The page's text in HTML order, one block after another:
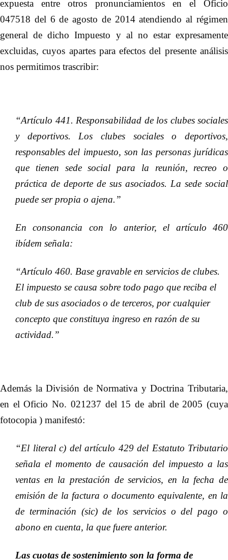
expuesta entre otros pronunciamientos en el Oficio
047518 del 6 de agosto de 2014 atendiendo al régimen
general de dicho Impuesto y al no estar expresamente
excluidas, cuyos apartes para efectos del presente análisis
nos permitimos trascribir:
“Artículo 441. Responsabilidad de los clubes sociales
y deportivos. Los clubes sociales o deportivos,
responsables del impuesto, son las personas jurídicas
que tienen sede social para la reunión, recreo o
práctica de deporte de sus asociados. La sede social
puede ser propia o ajena.”
En consonancia con lo anterior, el artículo 460
ibídem señala:
“Artículo 460. Base gravable en servicios de clubes.
El impuesto se causa sobre todo pago que reciba el
club de sus asociados o de terceros, por cualquier
concepto que constituya ingreso en razón de su
actividad.”
Además la División de Normativa y Doctrina Tributaria,
en el Oficio No. 021237 del 15 de abril de 2005 (cuya
fotocopia ) manifestó:
“El literal c) del artículo 429 del Estatuto Tributario
señala el momento de causación del impuesto a las
ventas en la prestación de servicios, en la fecha de
emisión de la factura o documento equivalente, en la
de terminación (sic) de los servicios o del pago o
abono en cuenta, la que fuere anterior.
Las cuotas de sostenimiento son la forma de